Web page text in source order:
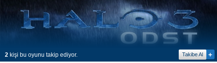
2 kişi bu oyunu takip ediyor. Takibe Al +